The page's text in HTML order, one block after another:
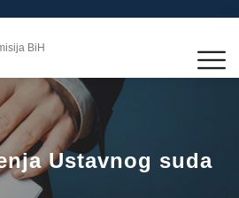
BiH
Ustavnog suda